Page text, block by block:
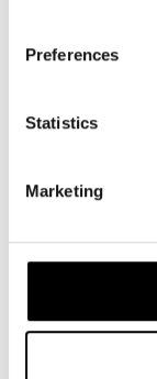
Preferences
Statistics
Marketing
innerhalb
„Tag-“ oder
manuell
Storage
also bis
andauert.
handelt es
Webserver